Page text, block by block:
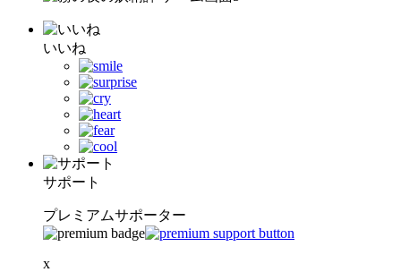
いいね
サポート
プレミアムサポーター
x